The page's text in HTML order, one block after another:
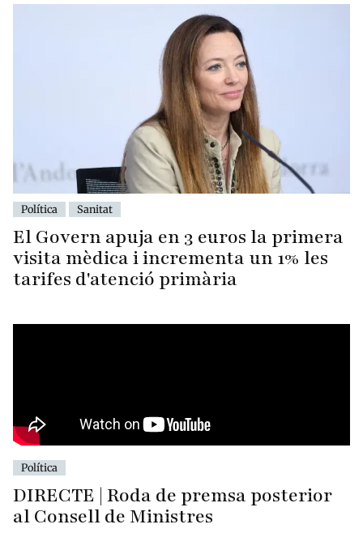
Política Sanitat
El Govern apuja en 3 euros la primera
visita mèdica i incrementa un 1% les
tarifes d'atenció primària
Política
DIRECTE | Roda de premsa posterior
al Consell de Ministres